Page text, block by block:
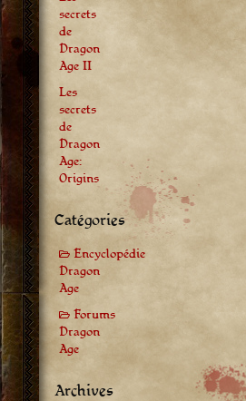
secrets
de
Dragon
Age II
Les
secrets
de
Dragon
Age:
Origins
Catégories
Encyclopédie
Dragon
Age
Forums
Dragon
Age
Archives